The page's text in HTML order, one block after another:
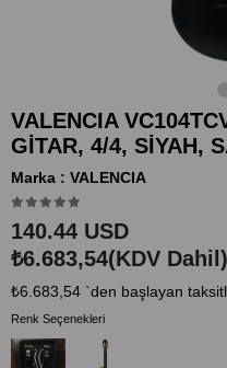
VALENCIA
GİTAR, 4/4, SİYAH,
Marka : VALENCIA
140.44 USD
₺6.683,54(KDV Dahil)
₺6.683,54 `den başlayan
Renk Seçenekleri